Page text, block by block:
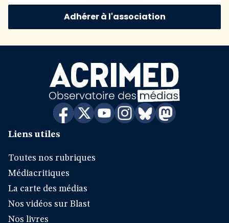
Adhérer à l'association
Liens utiles
Toutes nos rubriques
Médiacritiques
La carte des médias
Nos vidéos sur Blast
Nos livres